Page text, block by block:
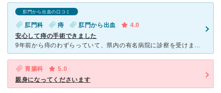
肛門から出血の口コミ
肛門科 痔 肛門から出血
4.0
安心して痔の手術できました
9年前から痔のわずらっていて、県内の有名病院に診察を受けましたが、長期入院が必要だと言われ、今まで何とかだましだまししのいできましたが、とうとう出血がとまらなくなり、会社の近くのこちらのクリニックを受
胃腸科
5.0
親身になってくださいます